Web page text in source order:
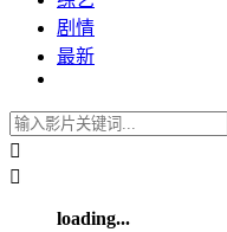
剧情
最新


loading...